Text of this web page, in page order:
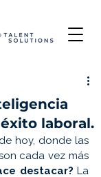
laboral.
hoy, donde las
cada vez más
destacar? La